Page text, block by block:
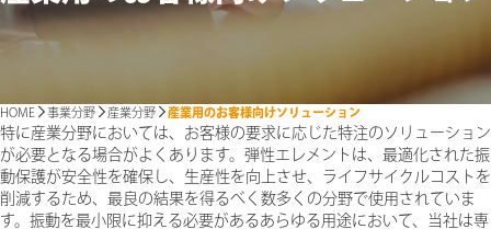
HOME 事業分野 産業分野 産業用のお客様向けソリューション
特に産業分野においては、お客様の要求に応じた特注のソリューション
が必要となる場合がよくあります。弾性エレメントは、最適化された振
動保護が安全性を確保し、生産性を向上させ、ライフサイクルコストを
削減するため、最良の結果を得るべく数多くの分野で使用されていま
す。振動を最小限に抑える必要があるあらゆる用途において、当社は専